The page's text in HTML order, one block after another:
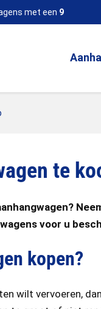
met een 9
te
voor u
kopen?
wilt vervoeren,